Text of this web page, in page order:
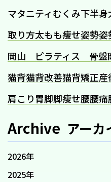
マタニティむくみ下半身
取り方太もも痩せ姿勢姿
岡山 ピラティス 骨盤
猫背猫背改善猫背矯正産
肩こり胃脚脚痩せ腰腰痛
Archive アーカ
2026年
2025年